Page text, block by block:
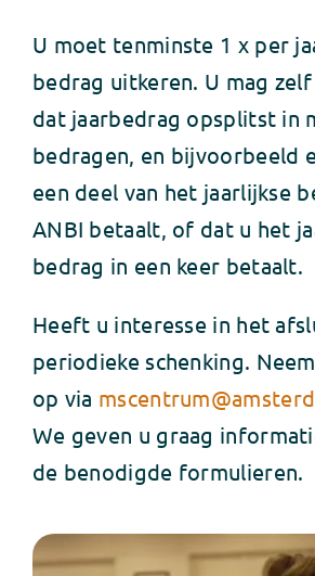
U moet tenminste 1 x per
bedrag uitkeren. U mag
dat jaarbedrag opsplitst in
bedragen, en bijvoorbeeld
een deel van het jaarlijkse
ANBI betaalt, of dat u het
bedrag in een keer betaalt.
Heeft u interesse in het
periodieke schenking.
op via
We geven u graag
de benodigde formulieren.